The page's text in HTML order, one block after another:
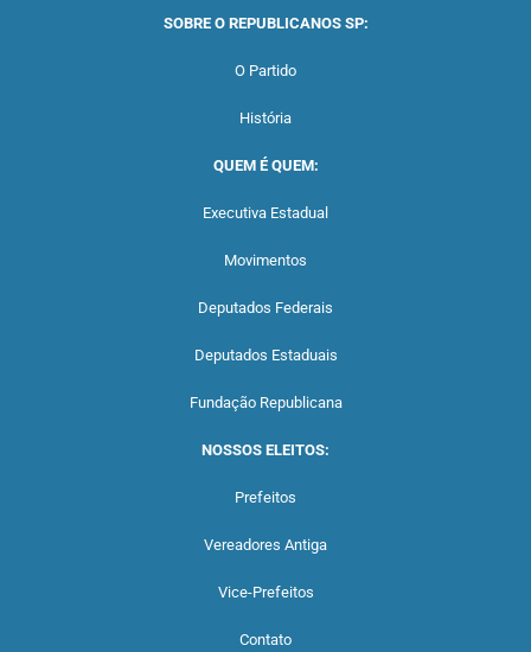
SOBRE O REPUBLICANOS SP:
O Partido
História
QUEM É QUEM:
Executiva Estadual
Movimentos
Deputados Federais
Deputados Estaduais
Fundação Republicana
NOSSOS ELEITOS:
Prefeitos
Vereadores Antiga
Vice-Prefeitos
Contato